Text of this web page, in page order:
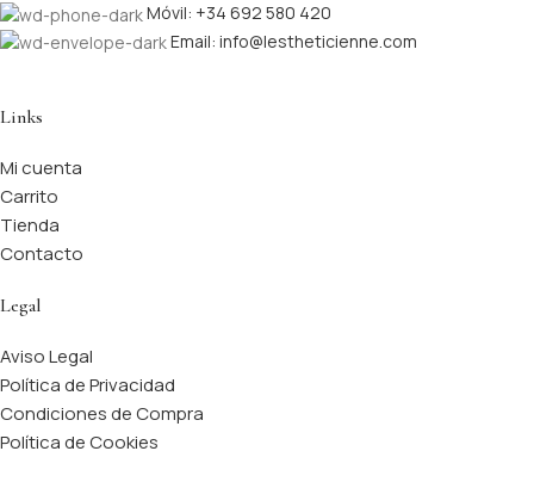
Móvil: +34 692 580 420
Email: info@lestheticienne.com
Links
Mi cuenta
Carrito
Tienda
Contacto
Legal
Aviso Legal
Política de Privacidad
Condiciones de Compra
Política de Cookies